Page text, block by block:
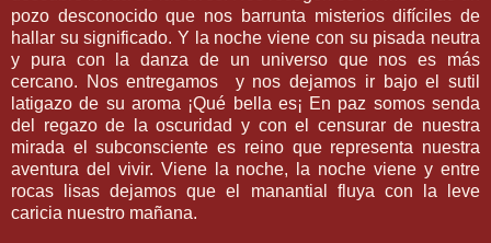
pozo desconocido que nos barrunta misterios difíciles de
hallar su significado. Y la noche viene con su pisada neutra
y pura con la danza de un universo que nos es más
cercano. Nos entregamos y nos dejamos ir bajo el sutil
latigazo de su aroma ¡Qué bella es¡ En paz somos senda
del regazo de la oscuridad y con el censurar de nuestra
mirada el subconsciente es reino que representa nuestra
aventura del vivir. Viene la noche, la noche viene y entre
rocas lisas dejamos que el manantial fluya con la leve
caricia nuestro mañana.